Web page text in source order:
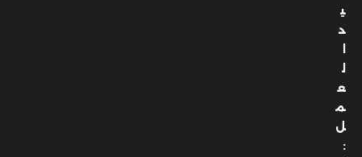
ي
د
ل
ع
م
ل
: